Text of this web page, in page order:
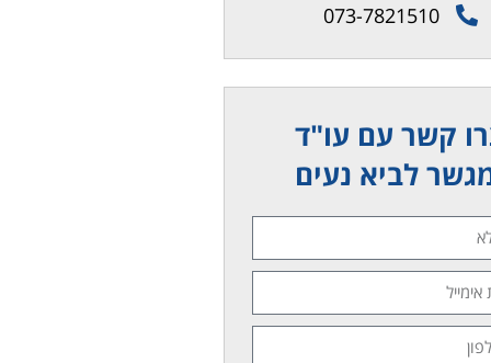
073-7821510
קשר עם עו"ד
לביא נעים